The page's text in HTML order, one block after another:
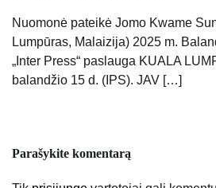
Nuomonė pateikė Jomo Kwame
Lumpūras, Malaizija) 2025 m.
„Inter Press“ paslauga KUALA
balandžio 15 d. (IPS). JAV […]
Parašykite komentarą